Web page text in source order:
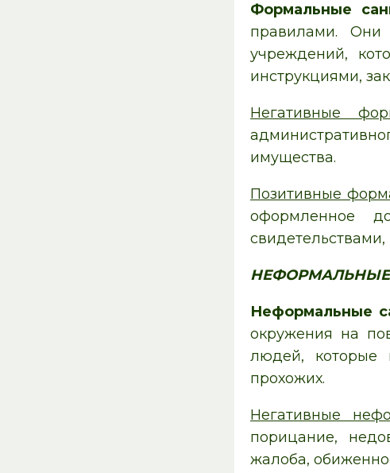
Формальные
правилами. Они
учреждений,
инструкциями,
Негативные
имущества.
Позитивные
оформленное
Неформальные
окружения на
людей, которые
прохожих.
Негативные
порицание,
жалоба,